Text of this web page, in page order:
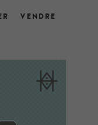
VENDRE